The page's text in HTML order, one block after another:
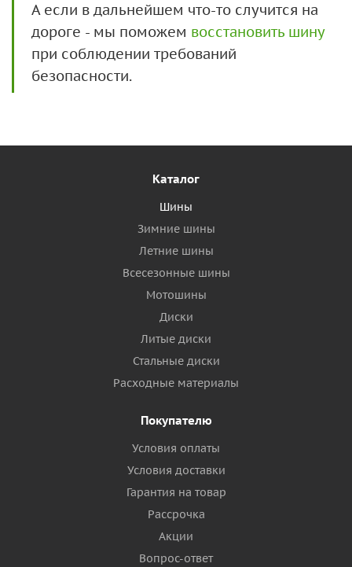
А если в дальнейшем что-то случится на
дороге - мы поможем восстановить шину
при соблюдении требований
безопасности.
Каталог
Шины
Зимние шины
Летние шины
Всесезонные шины
Мотошины
Диски
Литые диски
Стальные диски
Расходные материалы
Покупателю
Условия оплаты
Условия доставки
Гарантия на товар
Рассрочка
Акции
Вопрос-ответ